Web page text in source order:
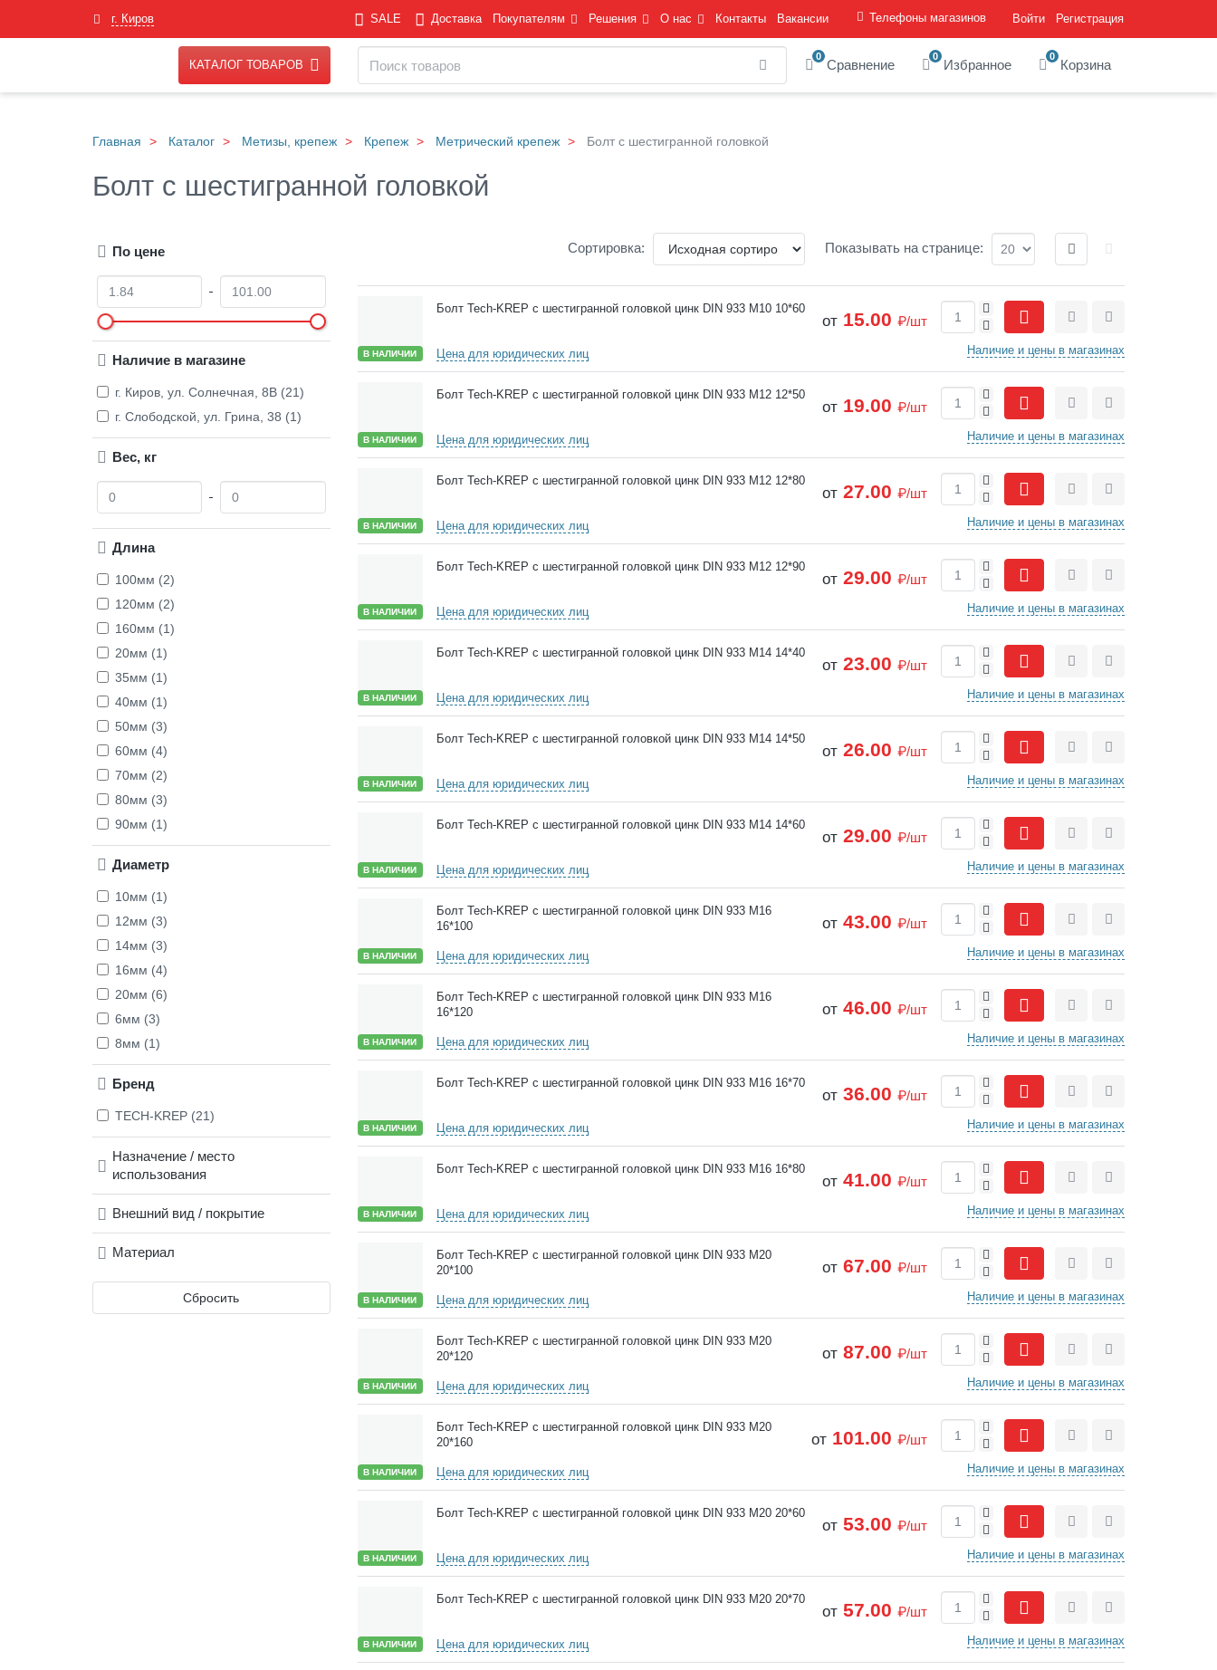
г. Киров SALE Доставка Покупателям Решения О нас Контакты Вакансии Телефоны магазинов Войти Регистрация
КАТАЛОГ ТОВАРОВ Найти 0
Сравнение
0
Избранное
0
Корзина
Главная Каталог Метизы, крепеж Крепеж Метрический крепеж Болт с шестигранной головкой
Болт с шестигранной головкой
Сортировка: Показывать на странице: Отображение:
В НАЛИЧИИ
Болт Tech-KREP с шестигранной головкой цинк DIN 933 М10 10*60
Цена для юридических лиц
от 15.00₽/шт -
+
СравнитьОтложить
Наличие и цены в магазинах
В НАЛИЧИИ
Болт Tech-KREP с шестигранной головкой цинк DIN 933 М12 12*50
Цена для юридических лиц
от 19.00₽/шт -
+
СравнитьОтложить
Наличие и цены в магазинах
В НАЛИЧИИ
Болт Tech-KREP с шестигранной головкой цинк DIN 933 М12 12*80
Цена для юридических лиц
от 27.00₽/шт -
+
СравнитьОтложить
Наличие и цены в магазинах
В НАЛИЧИИ
Болт Tech-KREP с шестигранной головкой цинк DIN 933 М12 12*90
Цена для юридических лиц
от 29.00₽/шт -
+
СравнитьОтложить
Наличие и цены в магазинах
В НАЛИЧИИ
Болт Tech-KREP с шестигранной головкой цинк DIN 933 М14 14*40
Цена для юридических лиц
от 23.00₽/шт -
+
СравнитьОтложить
Наличие и цены в магазинах
В НАЛИЧИИ
Болт Tech-KREP с шестигранной головкой цинк DIN 933 М14 14*50
Цена для юридических лиц
от 26.00₽/шт -
+
СравнитьОтложить
Наличие и цены в магазинах
В НАЛИЧИИ
Болт Tech-KREP с шестигранной головкой цинк DIN 933 М14 14*60
Цена для юридических лиц
от 29.00₽/шт -
+
СравнитьОтложить
Наличие и цены в магазинах
В НАЛИЧИИ
Болт Tech-KREP с шестигранной головкой цинк DIN 933 М16
16*100
Цена для юридических лиц
от 43.00₽/шт -
+
СравнитьОтложить
Наличие и цены в магазинах
В НАЛИЧИИ
Болт Tech-KREP с шестигранной головкой цинк DIN 933 М16
16*120
Цена для юридических лиц
от 46.00₽/шт -
+
СравнитьОтложить
Наличие и цены в магазинах
В НАЛИЧИИ
Болт Tech-KREP с шестигранной головкой цинк DIN 933 М16 16*70
Цена для юридических лиц
от 36.00₽/шт -
+
СравнитьОтложить
Наличие и цены в магазинах
В НАЛИЧИИ
Болт Tech-KREP с шестигранной головкой цинк DIN 933 М16 16*80
Цена для юридических лиц
от 41.00₽/шт -
+
СравнитьОтложить
Наличие и цены в магазинах
В НАЛИЧИИ
Болт Tech-KREP с шестигранной головкой цинк DIN 933 М20
20*100
Цена для юридических лиц
от 67.00₽/шт -
+
СравнитьОтложить
Наличие и цены в магазинах
В НАЛИЧИИ
Болт Tech-KREP с шестигранной головкой цинк DIN 933 М20
20*120
Цена для юридических лиц
от 87.00₽/шт -
+
СравнитьОтложить
Наличие и цены в магазинах
В НАЛИЧИИ
Болт Tech-KREP с шестигранной головкой цинк DIN 933 М20
20*160
Цена для юридических лиц
от 101.00₽/шт -
+
СравнитьОтложить
Наличие и цены в магазинах
В НАЛИЧИИ
Болт Tech-KREP с шестигранной головкой цинк DIN 933 М20 20*60
Цена для юридических лиц
от 53.00₽/шт -
+
СравнитьОтложить
Наличие и цены в магазинах
В НАЛИЧИИ
Болт Tech-KREP с шестигранной головкой цинк DIN 933 М20 20*70
Цена для юридических лиц
от 57.00₽/шт -
+
СравнитьОтложить
Наличие и цены в магазинах
По цене
Наличие в магазине
г. Киров, ул. Солнечная, 8В (21)
г. Слободской, ул. Грина, 38 (1)
Вес, кг
Длина
100мм (2)
120мм (2)
160мм (1)
20мм (1)
35мм (1)
40мм (1)
50мм (3)
60мм (4)
70мм (2)
80мм (3)
90мм (1)
Диаметр
10мм (1)
12мм (3)
14мм (3)
16мм (4)
20мм (6)
6мм (3)
8мм (1)
Бренд
TECH-KREP (21)
Назначение / место
использования
Внешний вид / покрытие
Материал
Сбросить